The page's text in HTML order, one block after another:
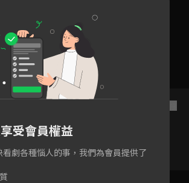
受會員權益
劇各種惱人的事，我們為會員提供了